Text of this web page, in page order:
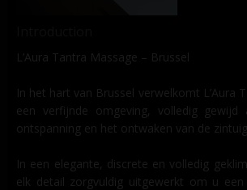
L’Aura Tantra Massage – Brussel
In het hart van Brussel verwelkomt L’Aura
een verfijnde omgeving, volledig gewijd
ontspanning en het ontwaken van de
In een elegante, discrete en volledig
elk detail zorgvuldig uitgewerkt om u